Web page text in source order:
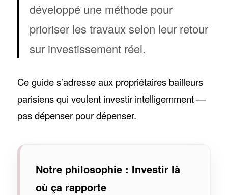
développé une méthode pour
prioriser les travaux selon leur retour
sur investissement réel.
Ce guide s’adresse aux propriétaires bailleurs
parisiens qui veulent investir intelligemment —
pas dépenser pour dépenser.
Notre philosophie : Investir là
où ça rapporte